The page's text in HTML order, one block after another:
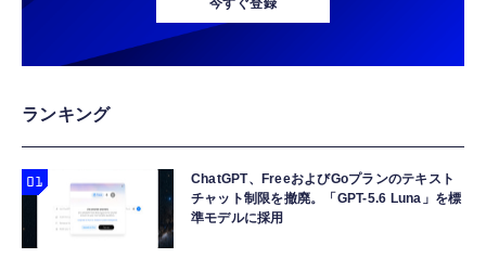
今すぐ登録
ランキング
ChatGPT、FreeおよびGoプランのテキスト
チャット制限を撤廃。「GPT-5.6 Luna」を標
準モデルに採用